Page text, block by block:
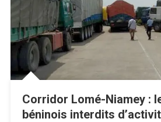
Corridor Lomé-Niamey :
béninois interdits